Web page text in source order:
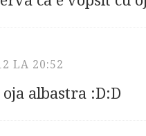
LA 20:52
albastra :D:D